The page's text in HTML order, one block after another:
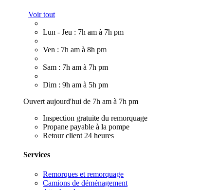
Voir tout
Lun - Jeu : 7h am à 7h pm
Ven : 7h am à 8h pm
Sam : 7h am à 7h pm
Dim : 9h am à 5h pm
Ouvert aujourd'hui de 7h am à 7h pm
Inspection gratuite du remorquage
Propane payable à la pompe
Retour client 24 heures
Services
Remorques et remorquage
Camions de déménagement